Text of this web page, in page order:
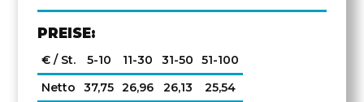
PREISE:
€ / St. 5-10 11-30 31-50
51-100
Netto
37,75 26,96 26,13 25,54